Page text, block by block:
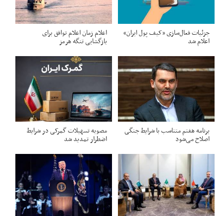
جزئیات فعال‌سازی «کیف پول ایران»
اعلام شد
اعلام زمان اعلام توافق برای
بازگشایی تنگه هرمز
برنامه هفتم متناسب با شرایط جنگی
اصلاح می‌شود
مصوبه تسهیلات گمرکی در شرایط
اضطرار تمدید شد